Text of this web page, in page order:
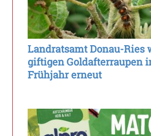
Landratsamt Donau-Ries
giftigen Goldafterraupen
Frühjahr erneut